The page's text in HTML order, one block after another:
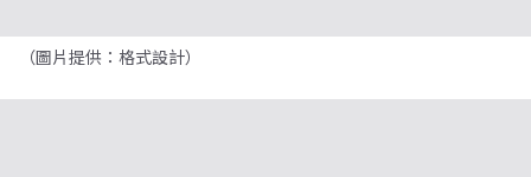
（圖片提供：格式設計）